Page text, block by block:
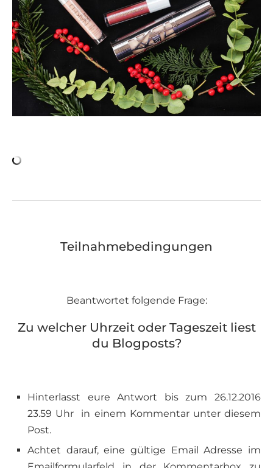
Teilnahmebedingungen
Beantwortet folgende Frage:
Zu welcher Uhrzeit oder Tageszeit liest
du Blogposts?
Hinterlasst eure Antwort bis zum 26.12.2016
23.59 Uhr in einem Kommentar unter diesem
Post.
Achtet darauf, eine gültige Email Adresse im